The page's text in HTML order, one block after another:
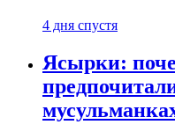
4 дня спустя
Ясырки: